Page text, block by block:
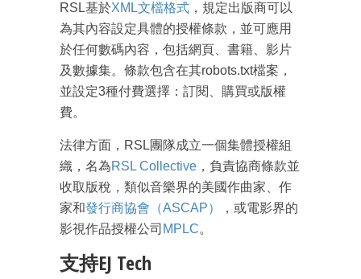
RSL基於XML文檔格式 ，規定出版商可以
為其內容設定具體的授權條款，並可應用
於任何數碼內容，包括網頁、書籍、影片
及數據集。條款包含在其robots.txt檔案，
並設定3種付費選擇：訂閱、購買或版權
費。
法律方面，RSL團隊成立一個集體授權組
織，名為RSL Collective ，負責協商條款並
收取版稅，類似音樂界的美國作曲家、作
家和發行商協會（ASCAP）
，或電影界的
影視作品授權公司 MPLC。
支持EJ Tech
成為 EJ Tech 會員
最新資訊（附創業懶人包）